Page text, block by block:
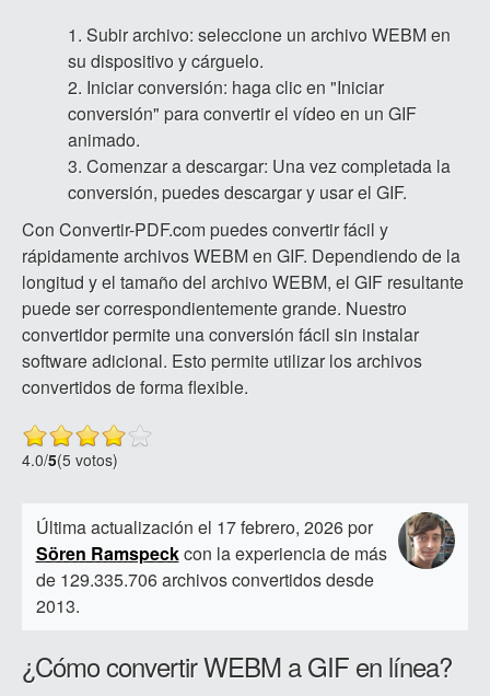
Subir archivo: seleccione un archivo WEBM en
su dispositivo y cárguelo.
Iniciar conversión: haga clic en "Iniciar
conversión" para convertir el vídeo en un GIF
animado.
Comenzar a descargar: Una vez completada la
conversión, puedes descargar y usar el GIF.
Con Convertir-PDF.com puedes convertir fácil y
rápidamente archivos WEBM en GIF. Dependiendo de la
longitud y el tamaño del archivo WEBM, el GIF resultante
puede ser correspondientemente grande. Nuestro
convertidor permite una conversión fácil sin instalar
software adicional. Esto permite utilizar los archivos
convertidos de forma flexible.
4.0/5(5 votos)
Última actualización el 17 febrero, 2026 por
Sören Ramspeckcon la experiencia de más
de 129.335.706 archivos convertidos desde
2013.
¿Cómo convertir WEBM a GIF en línea?